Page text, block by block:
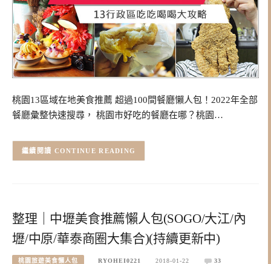
桃園13區域在地美食推薦 超過100間餐廳懶人包！2022年全部
餐廳彙整快速搜尋， 桃園市好吃的餐廳在哪？桃園…
CONTINUE READING
整理｜中壢美食推薦懶人包(SOGO/大江/內
壢/中原/華泰商圈大集合)(持續更新中)
桃園旅遊美食懶人包 RYOHEI0221 2018-01-22 33